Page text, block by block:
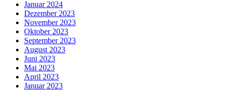
Januar 2024
Dezember 2023
November 2023
Oktober 2023
September 2023
August 2023
Juni 2023
Mai 2023
April 2023
Januar 2023